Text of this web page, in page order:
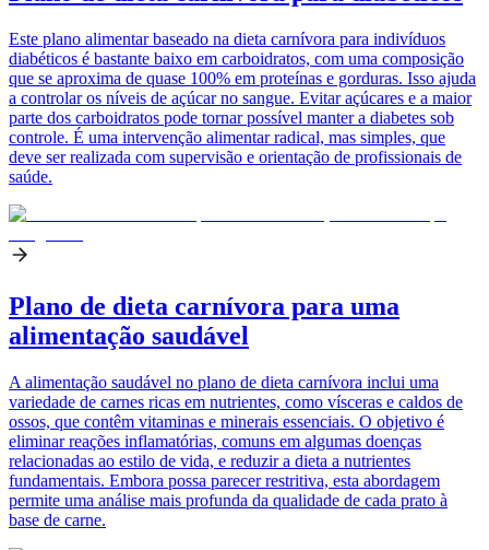
Este plano alimentar baseado na dieta carnívora para indivíduos
diabéticos é bastante baixo em carboidratos, com uma composição
que se aproxima de quase 100% em proteínas e gorduras. Isso ajuda
a controlar os níveis de açúcar no sangue. Evitar açúcares e a maior
parte dos carboidratos pode tornar possível manter a diabetes sob
controle. É uma intervenção alimentar radical, mas simples, que
deve ser realizada com supervisão e orientação de profissionais de
saúde.
Plano de dieta carnívora para uma
alimentação saudável
A alimentação saudável no plano de dieta carnívora inclui uma
variedade de carnes ricas em nutrientes, como vísceras e caldos de
ossos, que contêm vitaminas e minerais essenciais. O objetivo é
eliminar reações inflamatórias, comuns em algumas doenças
relacionadas ao estilo de vida, e reduzir a dieta a nutrientes
fundamentais. Embora possa parecer restritiva, esta abordagem
permite uma análise mais profunda da qualidade de cada prato à
base de carne.